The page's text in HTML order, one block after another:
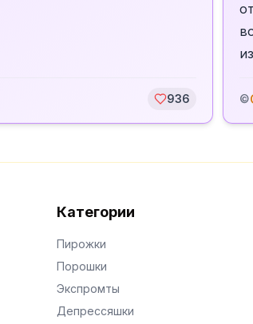
936 ©
Категории
Пирожки
Порошки
Экспромты
Депрессяшки